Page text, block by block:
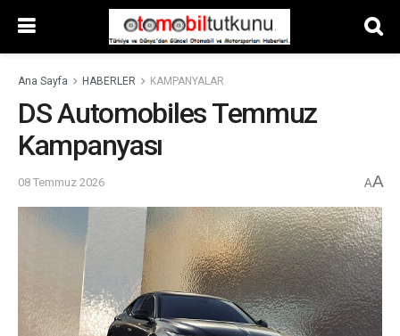
Ana Sayfa HABERLER KAMPANYALAR
DS Automobiles Temmuz
Kampanyası
08 Temmuz 2026 AA